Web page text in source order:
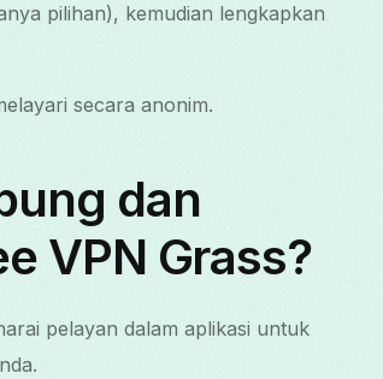
pilihan), kemudian lengkapkan
secara anonim.
dan
VPN Grass?
pelayan dalam aplikasi untuk